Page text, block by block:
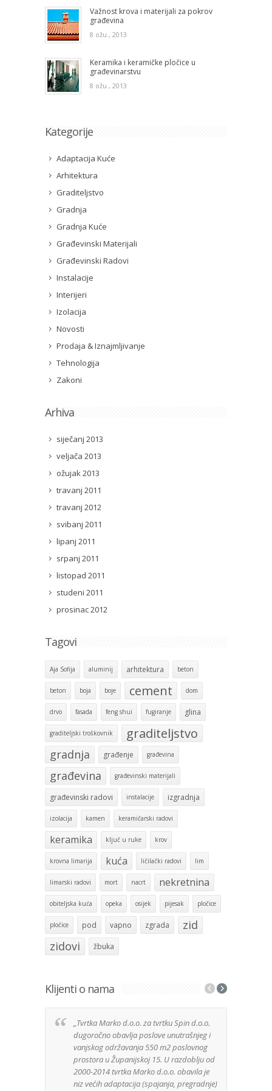
Važnost krova i materijali za pokrov
građevina
8 ožu., 2013
Keramika i keramičke pločice u
građevinarstvu
8 ožu., 2013
Kategorije
Adaptacija Kuće
Arhitektura
Graditeljstvo
Gradnja
Gradnja Kuće
Građevinski Materijali
Građevinski Radovi
Instalacije
Interijeri
Izolacija
Novosti
Prodaja & Iznajmljivanje
Tehnologija
Zakoni
Arhiva
siječanj 2013
veljača 2013
ožujak 2013
travanj 2011
travanj 2012
svibanj 2011
lipanj 2011
srpanj 2011
listopad 2011
studeni 2011
prosinac 2012
Tagovi
Aja Sofija aluminij arhitektura beton
beton boja boje cement dom
drvo fasada feng shui fugiranje glina
graditeljski troškovnik graditeljstvo
gradnja građenje građevina
građevina građevinski materijali
građevinski radovi instalacije izgradnja
izolacija kamen keramičarski radovi
keramika ključ u ruke krov
krovna limarija kuća ličilački radovi lim
limarski radovi mort nacrt nekretnina
obiteljska kuća opeka osijek pijesak pločice
pločice pod vapno zgrada
zid
zidovi
žbuka
Klijenti o nama
„Tvrtka Marko d.o.o. za tvrtku Spin d.o.o.
dugoročno obavlja poslove unutrašnjeg i
vanjskog održavanja 550 m2 poslovnog
prostora u Županijskoj 15. U razdoblju od
2000-2014 tvrtka Marko d.o.o. obavila je
niz većih adaptacija (spajanja, pregradnje)